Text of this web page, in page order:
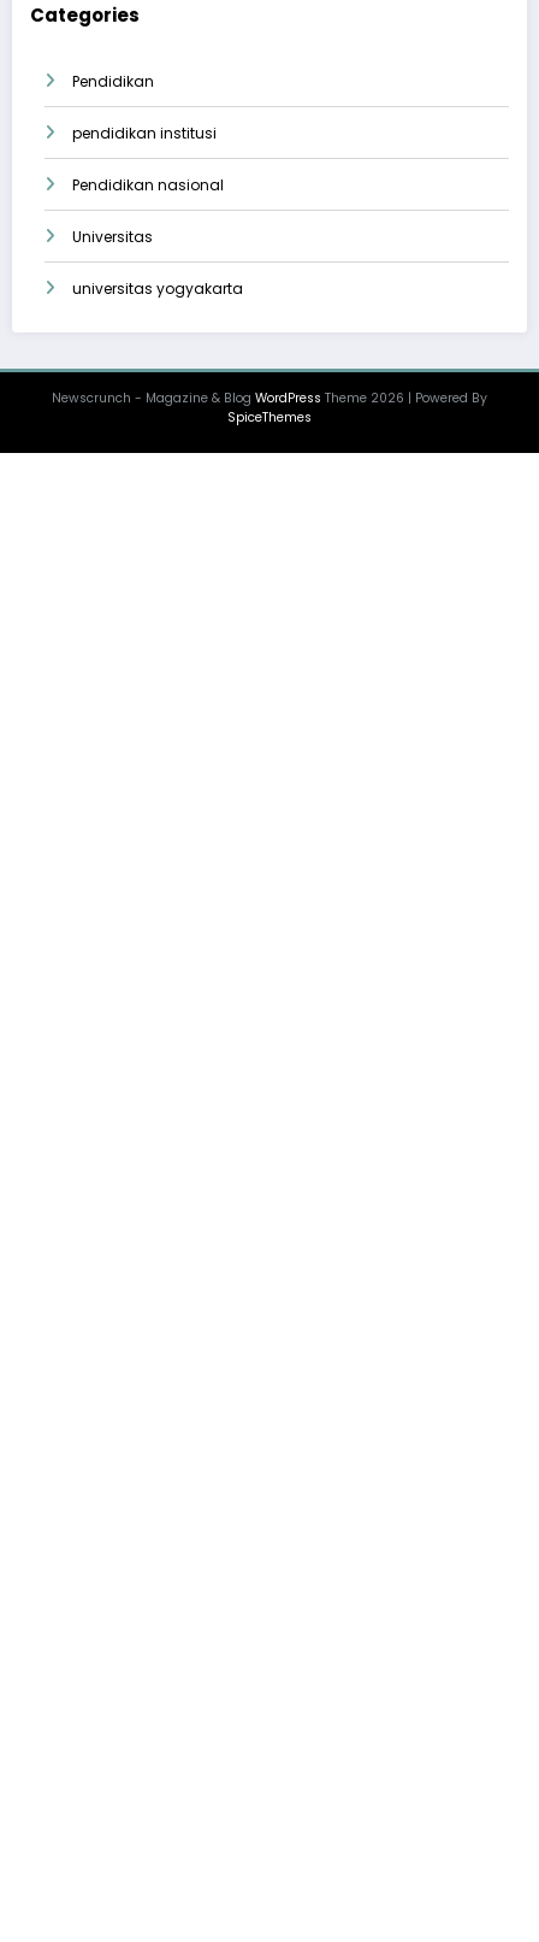
Categories
Pendidikan
pendidikan institusi
Pendidikan nasional
Universitas
universitas yogyakarta
Newscrunch - Magazine & Blog WordPress Theme 2026 | Powered By
SpiceThemes